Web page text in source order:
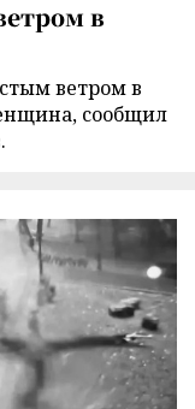
в
ветром в
сообщил